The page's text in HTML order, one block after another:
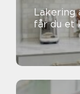
Lakering
får du et